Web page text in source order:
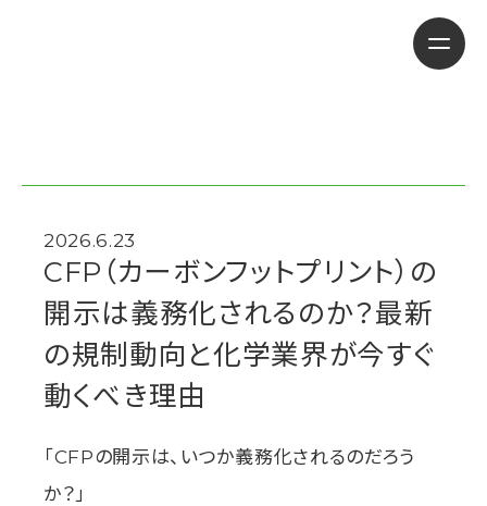
2026.6.23
CFP（カーボンフットプリント）の
開示は義務化されるのか？最新
の規制動向と化学業界が今すぐ
動くべき理由
「CFPの開示は、いつか義務化されるのだろう
か？」